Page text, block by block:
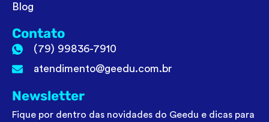
Blog
Contato
(79) 99836-7910
atendimento@geedu.com.br
Newsletter
Fique por dentro das novidades do Geedu e dicas para